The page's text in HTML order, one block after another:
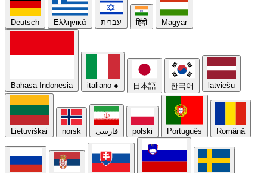
Deutsch Ελληνικά עברית हिंदी Magyar
Bahasa Indonesia italiano ● 日本語 한국어 latviešu
Lietuviškai norsk فارسی polski Português Română